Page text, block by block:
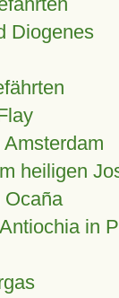
Diogenes
heiligen
Ocaña
in